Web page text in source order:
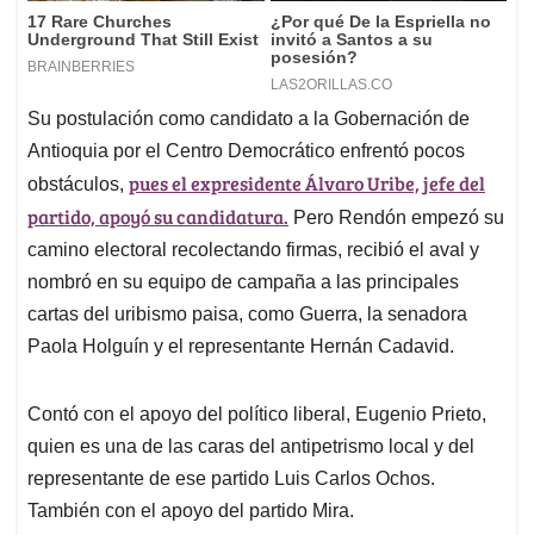
Su postulación como candidato a la Gobernación de
Antioquia por el Centro Democrático enfrentó pocos
obstáculos, pues el expresidente Álvaro Uribe, jefe del
partido, apoyó su candidatura. Pero Rendón empezó su
camino electoral recolectando firmas, recibió el aval y
nombró en su equipo de campaña a las principales
cartas del uribismo paisa, como Guerra, la senadora
Paola Holguín y el representante Hernán Cadavid.
Contó con el apoyo del político liberal, Eugenio Prieto,
quien es una de las caras del antipetrismo local y del
representante de ese partido Luis Carlos Ochos.
También con el apoyo del partido Mira.